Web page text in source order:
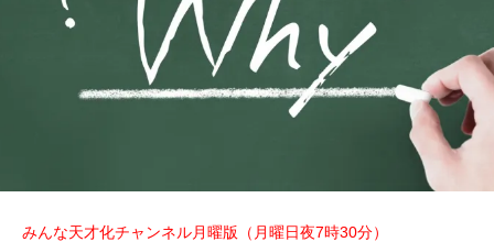
みんな天才化チャンネル月曜版（月曜日夜7時30分）